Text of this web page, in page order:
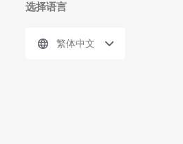
选择语言
繁体中文